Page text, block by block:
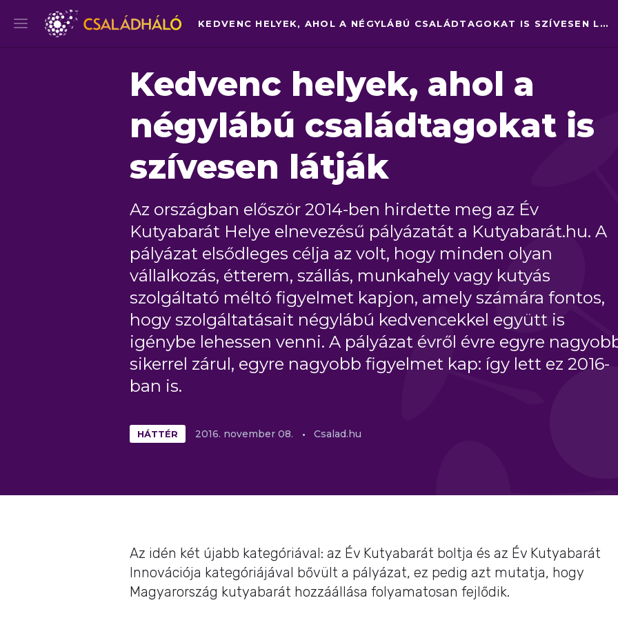
KEDVENC HELYEK, AHOL A NÉGYLÁBÚ CSALÁDTAGOKAT IS SZÍVESEN LÁTJÁK
Kedvenc helyek, ahol a
négylábú családtagokat is
szívesen látják
Az országban először 2014-ben hirdette meg az Év
Kutyabarát Helye elnevezésű pályázatát a Kutyabarát.hu. A
pályázat elsődleges célja az volt, hogy minden olyan
vállalkozás, étterem, szállás, munkahely vagy kutyás
szolgáltató méltó figyelmet kapjon, amely számára fontos,
hogy szolgáltatásait négylábú kedvencekkel együtt is
igénybe lehessen venni. A pályázat évről évre egyre
sikerrel zárul, egyre nagyobb figyelmet kap: így lett ez 2016-
ban is.
HÁTTÉR 2016. november 08. Csalad.hu
Az idén két újabb kategóriával: az Év Kutyabarát boltja és az Év Kutyabarát
Innovációja kategóriájával bővült a pályázat, ez pedig azt mutatja, hogy
Magyarország kutyabarát hozzáállása folyamatosan fejlődik.